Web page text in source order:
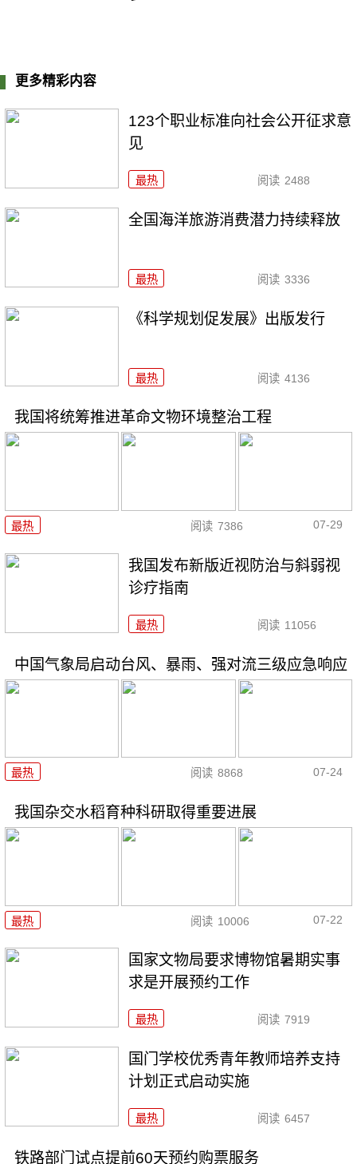
更多精彩内容
123个职业标准向社会公开征求意
见
最热 阅读 2488
全国海洋旅游消费潜力持续释放
最热 阅读 3336
《科学规划促发展》出版发行
最热 阅读 4136
我国将统筹推进革命文物环境整治工程
最热 阅读 7386 07-29
我国发布新版近视防治与斜弱视
诊疗指南
最热 阅读 11056
中国气象局启动台风、暴雨、强对流三级应急响应
最热 阅读 8868 07-24
我国杂交水稻育种科研取得重要进展
最热 阅读 10006 07-22
国家文物局要求博物馆暑期实事
求是开展预约工作
最热 阅读 7919
国门学校优秀青年教师培养支持
计划正式启动实施
最热 阅读 6457
铁路部门试点提前60天预约购票服务